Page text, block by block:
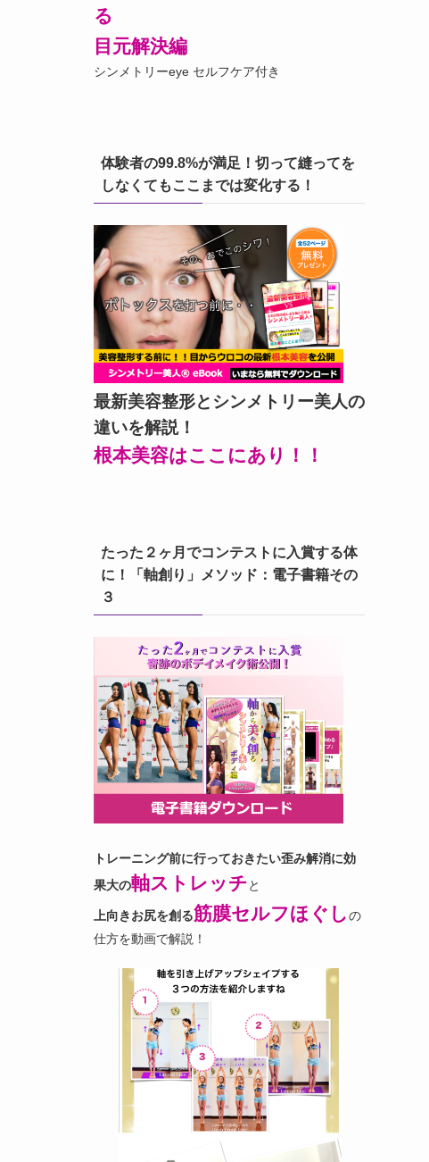
る
目元解決編
シンメトリーeye セルフケア付き
体験者の99.8%が満足！切って縫ってを
しなくてもここまでは変化する！
最新美容整形とシンメトリー美人の
違いを解説！
根本美容はここにあり！！
たった２ヶ月でコンテストに入賞する体
に！「軸創り」メソッド：電子書籍その
３
トレーニング前に行っておきたい歪み解消に効
果大の軸ストレッチと
上向きお尻を創る筋膜セルフほぐしの
仕方を動画で解説！